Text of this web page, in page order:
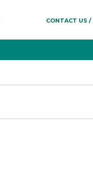
CONTACT US